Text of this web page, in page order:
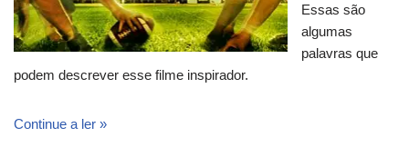
Essas são
algumas
palavras que
podem descrever esse filme inspirador.
Continue a ler »